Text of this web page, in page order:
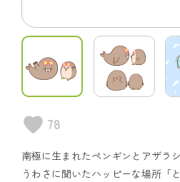
78
南極に生まれたペンギンとアザラシ
うわさに聞いたハッピーな場所「